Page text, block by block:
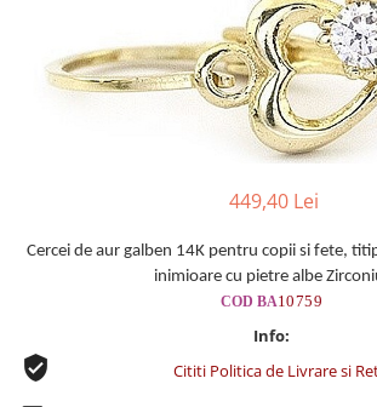
Cercei de aur lungi cu lant
Cercei din aur tortite
449,40 Lei
Cercei de aur galben 14K pentru copii si fete, ti
inimioare cu pietre albe
COD BA10759
Info:
Cititi Politica de Livrare si